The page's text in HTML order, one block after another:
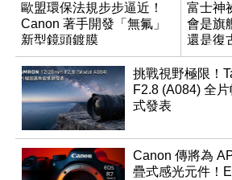
歐盟環保法規步步逼近！
Canon 著手開發「無氟」
新型鏡頭鍍膜
富士神
會是旗
還是復
挑戰視野極限！
F2.8 (A084) 全
式發表
Canon 傳將為
疊式感光元件！